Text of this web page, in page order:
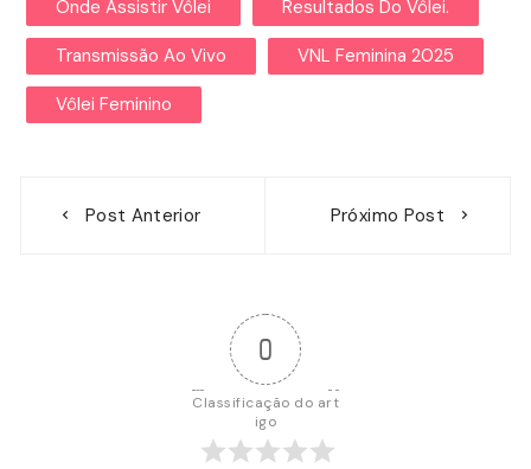
Onde Assistir Vôlei Resultados Do Vôlei.
Transmissão Ao Vivo VNL Feminina 2025
Vôlei Feminino
Post Anterior Próximo Post
0
Classificação do art
igo